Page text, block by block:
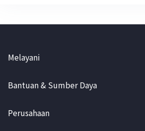
Melayani
Bantuan & Sumber Daya
Perusahaan